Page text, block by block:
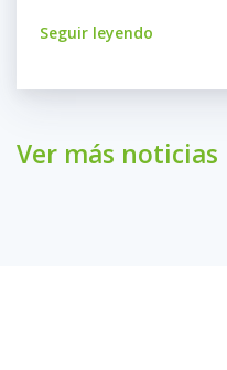
Seguir leyendo
Ver más noticias